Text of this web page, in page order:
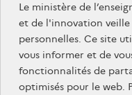
Données
Le ministère de
et de l'innovation veille
personnelles. Ce site
vous informer et de
fonctionnalités de
optimisés pour le web.